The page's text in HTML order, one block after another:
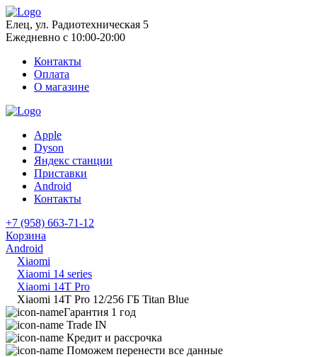
Елец, ул. Радиотехническая 5
Ежедневно с 10:00-20:00
Контакты
Оплата
О магазине
Apple
Dyson
Яндекс станции
Приставки
Android
Контакты
+7 (958) 663-71-12
Корзина
Android
Xiaomi
Xiaomi 14 series
Xiaomi 14T Pro
Xiaomi 14T Pro 12/256 ГБ Titan Blue
Гарантия 1 год
Trade IN
Кредит и рассрочка
Поможем перенести все данные